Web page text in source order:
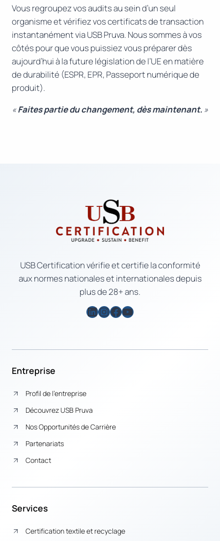
Vous regroupez vos audits au sein d’un seul
organisme et vérifiez vos certificats de transaction
instantanément via USB Pruva. Nous sommes à vos
côtés pour que vous puissiez vous préparer dès
aujourd’hui à la future législation de l’UE en matière
de durabilité (ESPR, EPR, Passeport numérique de
produit).
«Faites partie du changement, dès maintenant. »
USB Certification vérifie et certifie la conformité
aux normes nationales et internationales depuis
plus de 28+ ans.
LinkedIn
Instagram
Facebook
YouTube
Entreprise
Profil de l’entreprise
Découvrez USB Pruva
Nos Opportunités de Carrière
Partenariats
Contact
Services
Certification textile et recyclage